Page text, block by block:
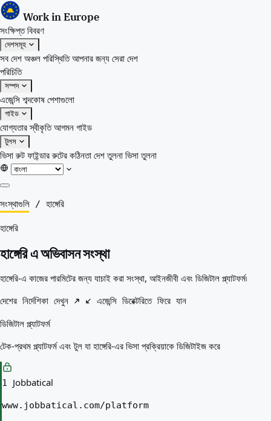
Work in Europe
সংক্ষিপ্ত বিবরণ
দেশসমূহ
সব দেশ অঞ্চল পরিস্থিতিআপনার জন্য সেরা দেশ
পরিচিতি
সম্পদ
এজেন্সি শব্দকোষ পেশাগুলো
গাইড
যোগ্যতার স্বীকৃতিআগমন গাইড
টুলস
ভিসা রুট ফাইন্ডাররুটের কঠিনতা দেশ তুলনা ভিসা তুলনা
সংক্ষিপ্ত বিবরণ
অঞ্চল
পরিস্থিতি
আপনার জন্য সেরা দেশ
পরিচিতি
সম্পদ
শব্দকোষ
পেশাগুলো
গাইড
আগমন গাইড
ভিসা রুট ফাইন্ডার
সংস্থাগুলি / হাঙ্গেরি
হাঙ্গেরি
হাঙ্গেরি এ অভিবাসন সংস্থা
হাঙ্গেরি-এ কাজের পারমিটের জন্য যাচাই করা সংস্থা, আইনজীবী এবং ডিজিটাল প্ল্যাটফর্ম৷
দেশের নির্দেশিকা দেখুন এজেন্সি ডিরেক্টরিতে ফিরে যান
ডিজিটাল প্ল্যাটফর্ম
টেক-প্রথম প্ল্যাটফর্ম এবং টুল যা হাঙ্গেরি-এর ভিসা প্রক্রিয়াকে ডিজিটাইজ করে
1 Jobbatical
www.jobbatical.com/platform